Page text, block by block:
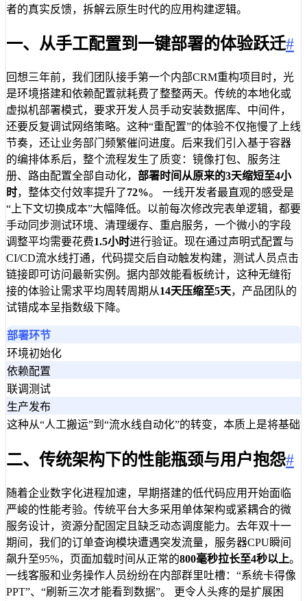
者的真实反馈，拆解云原生时代的应用构建逻辑。
一、从手工配置到一键部署的体验跃迁#
回想三年前，我们团队接手第一个内部CRM重构项目时，光
是环境搭建和依赖配置就耗费了整整两天。传统的本地化或
虚拟机部署模式，要求开发人员手动安装数据库、中间件，
还要反复调试网络策略。这种“重配置”的体验不仅拖慢了上线
节奏，还让业务部门频繁催问进度。后来我们引入基于容器
的编排体系后，整个流程发生了质变：镜像打包、服务注
册、路由配置全部自动化， 部署时间从原来的3天缩短至4小
时，整体交付效率提升了72%。 一线开发者最直观的感受是
“上下文切换成本”大幅降低。以前每次修改完表单逻辑，都要
手动同步测试环境、清理缓存、重启服务，一个微小的字段
调整平均需要花费1.5小时进行验证。现在通过声明式配置与
CI/CD流水线打通，代码提交后自动触发构建，测试人员点击
链接即可访问最新实例。据内部效能看板统计，这种无缝衔
接的体验让需求平均周转周期从14天压缩至5天，产品团队的
试错成本呈指数级下降。
部署环节
环境初始化
依赖配置
联调测试
生产发布
这种从“人工搬运”到“流水线自动化”的转变，本质上是将基
二、传统架构下的性能瓶颈与用户抱怨#
随着企业数字化进程加速，早期搭建的低代码应用开始面临
严峻的性能考验。传统平台大多采用单体架构或紧耦合的微
服务设计，资源分配固定且缺乏动态调度能力。去年双十一
期间，我们的订单查询模块遭遇突发流量，服务器CPU瞬间
飙升至95%，页面加载时间从正常的800毫秒拉长至4秒以上。
一线客服和业务操作人员纷纷在内部群里吐槽：“系统卡得像
PPT”、“刷新三次才能看到数据”。 更令人头疼的是扩展困